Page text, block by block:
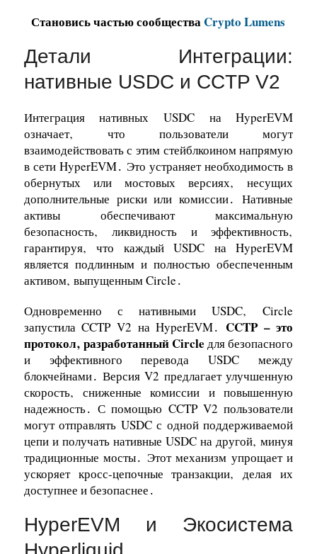
Становись частью сообществаCrypto Lumens
Детали Интеграции:
нативные USDC и CCTP V2
Интеграция нативных USDC на HyperEVM
означает‚ что пользователи могут
взаимодействовать с этим стейблкоином напрямую
в сети HyperEVM․ Это устраняет необходимость в
обернутых или мостовых версиях‚ несущих
дополнительные риски или комиссии․ Нативные
активы обеспечивают максимальную
безопасность‚ ликвидность и эффективность‚
гарантируя‚ что каждый USDC на HyperEVM
является подлинным и полностью обеспеченным
активом‚ выпущенным Circle․
Одновременно с нативными USDC‚ Circle
запустила CCTP V2 на HyperEVM․CCTP – это
протокол‚ разработанный Circle для безопасного
и эффективного перевода USDC между
блокчейнами․ Версия V2 предлагает улучшенную
скорость‚ сниженные комиссии и повышенную
надежность․ С помощью CCTP V2 пользователи
могут отправлять USDC с одной поддерживаемой
цепи и получать нативные USDC на другой‚ минуя
традиционные мосты․ Этот механизм упрощает и
ускоряет кросс-цепочные транзакции‚ делая их
доступнее и безопаснее․
HyperEVM и Экосистема